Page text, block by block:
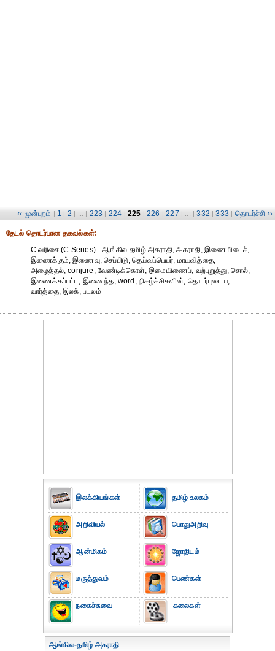
‹‹ முன்புறம் | 1 | 2 | ... | 223 | 224 | 225 | 226 | 227 | ... | 332 | 333 | தொடர்ச்சி ››
தேட‌ல் தொட‌ர்பான தகவ‌ல்க‌ள்:
C வரிசை (C Series) - ஆங்கில-தமிழ் அகராதி, அகராதி, இணையிடைச்,
இணைக்கும், இணைவு, செப்பிடு, தெய்வப்பெயர், மாயவித்தை,
அழைத்தல், conjure, வேண்டிக்கொள், இமையிணைப், வற்புறுத்து, சொல்,
இணைக்கப்பட்ட, இணைந்த, word, நிகழ்ச்சிகளின், தொடர்புடைய,
வார்த்தை, இலக், படலம்
இலக்கியங்கள்
அறிவியல்
ஆன்மிகம்
மருத்துவம்
நகைச்சுவை
தமிழ் உலகம்
பொதுஅறிவு
ஜோதிடம்
பெண்கள்
கலைகள்
ஆங்கில-தமிழ் அகராதி